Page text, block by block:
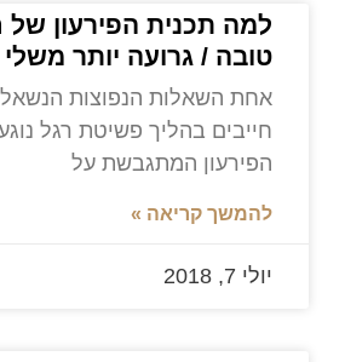
למה תכנית הפירעון
טובה / גרועה יותר
אחת השאלות הנפוצות
חייבים בהליך פשיטת רגל
הפירעון המתגבשת על
להמשך קריאה »
יולי 7, 2018